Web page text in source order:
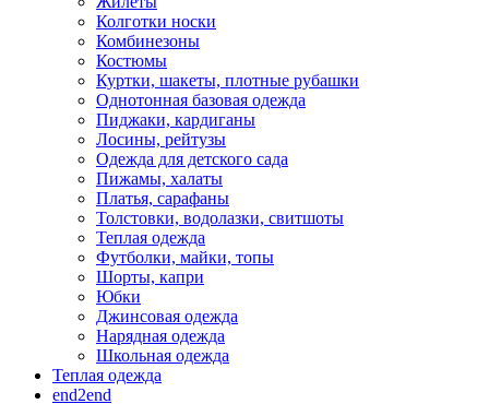
Колготки носки
Комбинезоны
Костюмы
Куртки, шакеты, плотные рубашки
Однотонная базовая одежда
Пиджаки, кардиганы
Лосины, рейтузы
Одежда для детского сада
Пижамы, халаты
Платья, сарафаны
Толстовки, водолазки, свитшоты
Теплая одежда
Футболки, майки, топы
Шорты, капри
Юбки
Джинсовая одежда
Нарядная одежда
Школьная одежда
Теплая одежда
end2end